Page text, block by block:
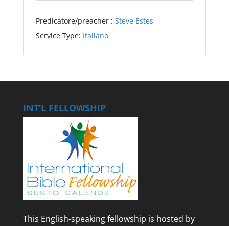
Predicatore/preacher : Steve Estes
Service Type: Italiano
INT’L FELLOWSHIP
This English-speaking fellowship is hosted by